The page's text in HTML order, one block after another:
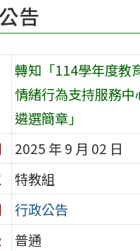
告
轉知「114學年度教
情緒行為支持服務
遴選簡章」
2025 年 9 月 02 日
特教組
行政公告
普通